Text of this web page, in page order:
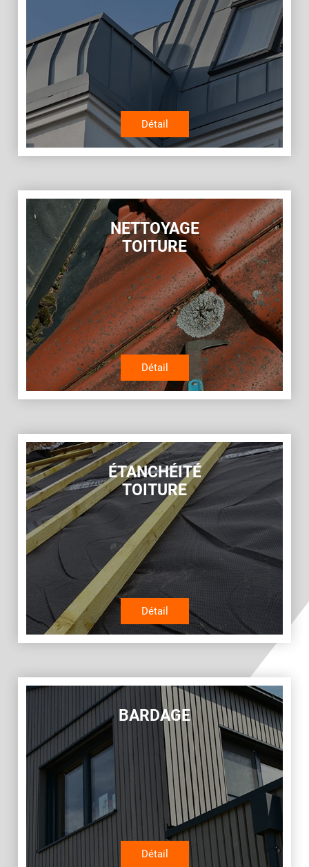
Détail
NETTOYAGE
TOITURE
Détail
ÉTANCHÉITÉ
TOITURE
Détail
BARDAGE
Détail